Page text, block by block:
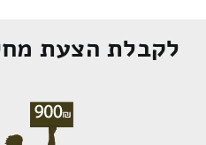
לקבלת הצעת